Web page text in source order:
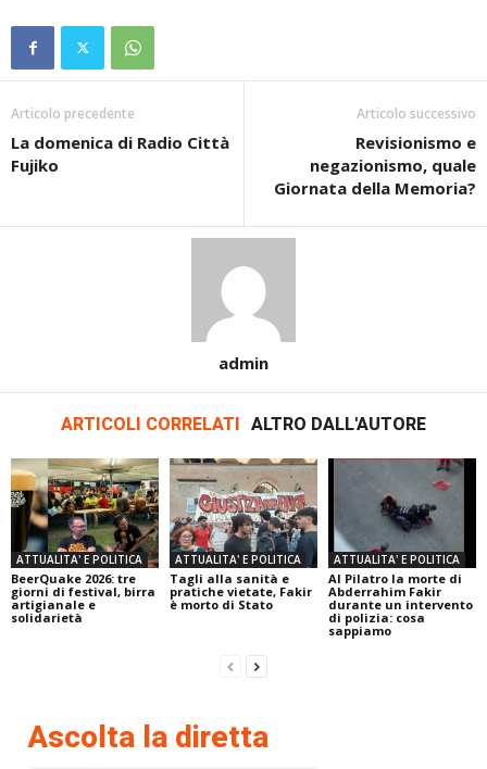
Articolo precedente
La domenica di Radio Città
Fujiko
Articolo successivo
Revisionismo e
negazionismo, quale
Giornata della Memoria?
admin
ARTICOLI CORRELATI ALTRO DALL'AUTORE
ATTUALITA' E POLITICA
BeerQuake 2026: tre
giorni di festival, birra
artigianale e
solidarietà
ATTUALITA' E POLITICA
Tagli alla sanità e
pratiche vietate, Fakir
è morto di Stato
ATTUALITA' E POLITICA
Al Pilatro la morte di
Abderrahim Fakir
durante un intervento
di polizia: cosa
sappiamo
Ascolta la diretta